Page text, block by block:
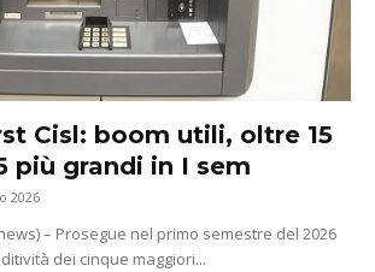
Cisl: boom utili, oltre 15
più grandi in I sem
2026
– Prosegue nel primo semestre del 2026
dei cinque maggiori...